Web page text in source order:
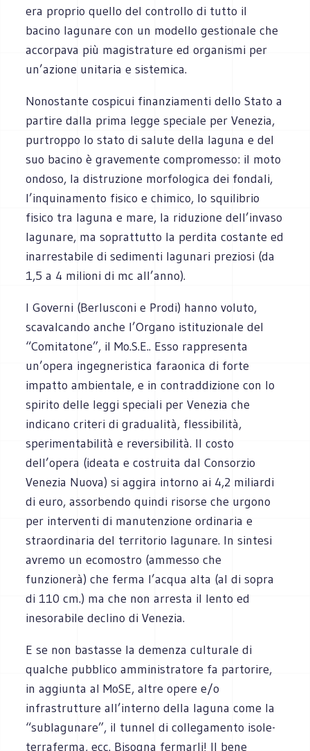
era proprio quello del controllo di tutto il
bacino lagunare con un modello gestionale che
accorpava più magistrature ed organismi per
un’azione unitaria e sistemica.
Nonostante cospicui finanziamenti dello Stato a
partire dalla prima legge speciale per Venezia,
purtroppo lo stato di salute della laguna e del
suo bacino è gravemente compromesso: il moto
ondoso, la distruzione morfologica dei fondali,
l’inquinamento fisico e chimico, lo squilibrio
fisico tra laguna e mare, la riduzione dell’invaso
lagunare, ma soprattutto la perdita costante ed
inarrestabile di sedimenti lagunari preziosi (da
1,5 a 4 milioni di mc all’anno).
I Governi (Berlusconi e Prodi) hanno voluto,
scavalcando anche l’Organo istituzionale del
“Comitatone”, il Mo.S.E.. Esso rappresenta
un’opera ingegneristica faraonica di forte
impatto ambientale, e in contraddizione con lo
spirito delle leggi speciali per Venezia che
indicano criteri di gradualità, flessibilità,
sperimentabilità e reversibilità. Il costo
dell’opera (ideata e costruita dal Consorzio
Venezia Nuova) si aggira intorno ai 4,2 miliardi
di euro, assorbendo quindi risorse che urgono
per interventi di manutenzione ordinaria e
straordinaria del territorio lagunare. In sintesi
avremo un ecomostro (ammesso che
funzionerà) che ferma l’acqua alta (al di sopra
di 110 cm.) ma che non arresta il lento ed
inesorabile declino di Venezia.
E se non bastasse la demenza culturale di
qualche pubblico amministratore fa partorire,
in aggiunta al MoSE, altre opere e/o
infrastrutture all’interno della laguna come la
“sublagunare”, il tunnel di collegamento isole-
terraferma, ecc. Bisogna fermarli! Il bene